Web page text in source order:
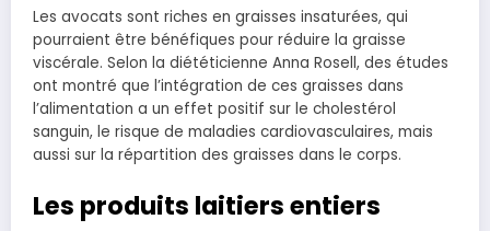
Les avocats sont riches en graisses insaturées, qui
pourraient être bénéfiques pour réduire la graisse
viscérale. Selon la diététicienne Anna Rosell, des études
ont montré que l’intégration de ces graisses dans
l’alimentation a un effet positif sur le cholestérol
sanguin, le risque de maladies cardiovasculaires, mais
aussi sur la répartition des graisses dans le corps.
Les produits laitiers entiers